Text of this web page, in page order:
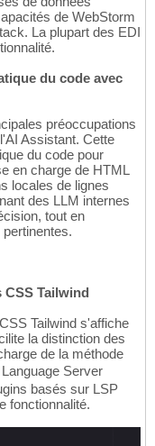
de WebStorm
La plupart des EDI
du code avec
préoccupations
Assistant. Cette
du code pour
en charge de HTML
locales de lignes
des LLM internes
tout en
Tailwind
Tailwind s'affiche
la distinction des
de la méthode
Server
basés sur LSP
fonctionnalité.